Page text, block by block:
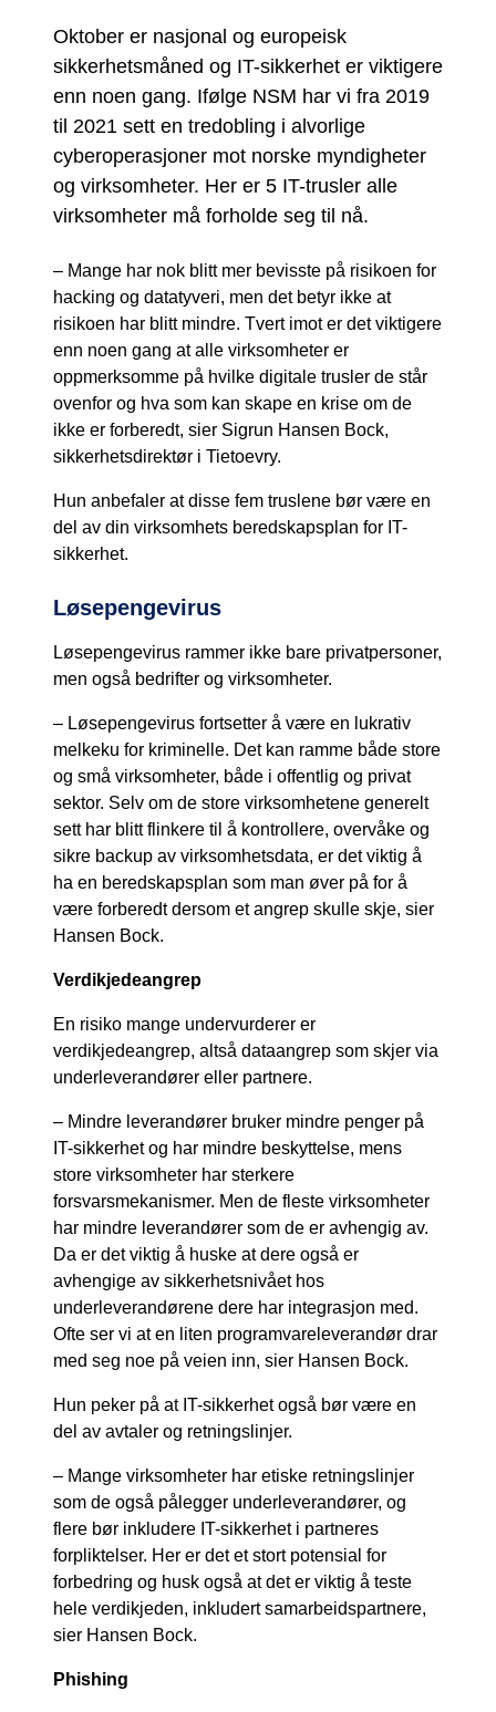
Oktober er nasjonal og europeisk
sikkerhetsmåned og IT-sikkerhet er viktigere
enn noen gang. Ifølge NSM har vi fra 2019
til 2021 sett en tredobling i alvorlige
cyberoperasjoner mot norske myndigheter
og virksomheter. Her er 5 IT-trusler alle
virksomheter må forholde seg til nå.
– Mange har nok blitt mer bevisste på risikoen for
hacking og datatyveri, men det betyr ikke at
risikoen har blitt mindre. Tvert imot er det viktigere
enn noen gang at alle virksomheter er
oppmerksomme på hvilke digitale trusler de står
ovenfor og hva som kan skape en krise om de
ikke er forberedt, sier Sigrun Hansen Bock,
sikkerhetsdirektør i Tietoevry.
Hun anbefaler at disse fem truslene bør være en
del av din virksomhets beredskapsplan for IT-
sikkerhet.
Løsepengevirus
Løsepengevirus rammer ikke bare privatpersoner,
men også bedrifter og virksomheter.
– Løsepengevirus fortsetter å være en lukrativ
melkeku for kriminelle. Det kan ramme både store
og små virksomheter, både i offentlig og privat
sektor. Selv om de store virksomhetene generelt
sett har blitt flinkere til å kontrollere, overvåke og
sikre backup av virksomhetsdata, er det viktig å
ha en beredskapsplan som man øver på for å
være forberedt dersom et angrep skulle skje, sier
Hansen Bock.
Verdikjedeangrep
En risiko mange undervurderer er
verdikjedeangrep, altså dataangrep som skjer via
underleverandører eller partnere.
– Mindre leverandører bruker mindre penger på
IT-sikkerhet og har mindre beskyttelse, mens
store virksomheter har sterkere
forsvarsmekanismer. Men de fleste virksomheter
har mindre leverandører som de er avhengig av.
Da er det viktig å huske at dere også er
avhengige av sikkerhetsnivået hos
underleverandørene dere har integrasjon med.
Ofte ser vi at en liten programvareleverandør drar
med seg noe på veien inn, sier Hansen Bock.
Hun peker på at IT-sikkerhet også bør være en
del av avtaler og retningslinjer.
– Mange virksomheter har etiske retningslinjer
som de også pålegger underleverandører, og
flere bør inkludere IT-sikkerhet i partneres
forpliktelser. Her er det et stort potensial for
forbedring og husk også at det er viktig å teste
hele verdikjeden, inkludert samarbeidspartnere,
sier Hansen Bock.
Phishing